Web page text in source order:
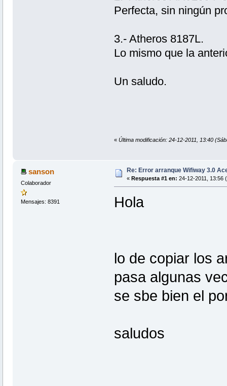
Perfecta, sin ningún
3.- Atheros 8187L.
Lo mismo que la
Un saludo.
« Última modificación: 24-12-2011, 13:40
sanson
Colaborador
Mensajes: 8391
Re: Error arranque Wifiway 3.0
« Respuesta #1 en: 24-12-2011, 13:56
Hola
lo de copiar los
pasa algunas
se sbe bien el
saludos